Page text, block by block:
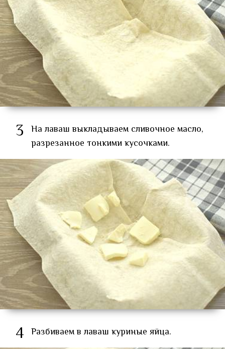
3 На лаваш выкладываем сливочное масло,
разрезанное тонкими кусочками.
4 Разбиваем в лаваш куриные яйца.